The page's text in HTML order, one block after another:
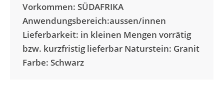
Vorkommen: SÜDAFRIKA
Anwendungsbereich:aussen/innen
Lieferbarkeit: in kleinen Mengen vorrätig
bzw. kurzfristig lieferbar Naturstein: Granit
Farbe: Schwarz